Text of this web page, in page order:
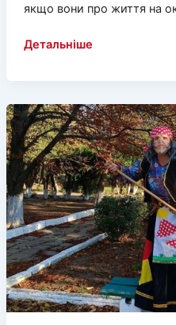
якщо вони про життя на
Окупаційні
далі
пишуть
про
паралельну
реальність
Детальніше